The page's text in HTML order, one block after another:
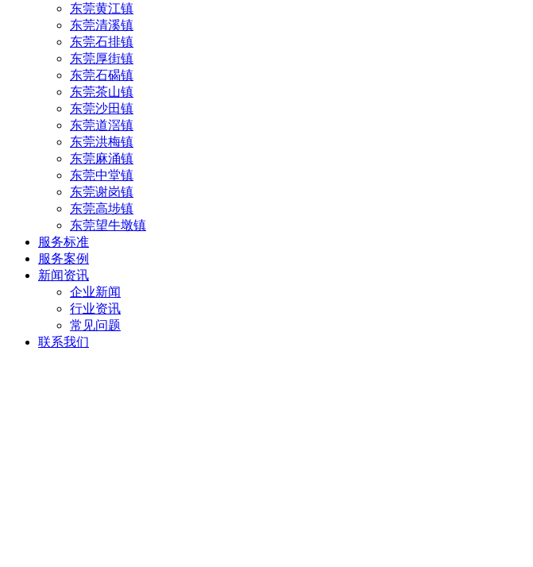
东莞黄江镇
东莞清溪镇
东莞石排镇
东莞厚街镇
东莞石碣镇
东莞茶山镇
东莞沙田镇
东莞道滘镇
东莞洪梅镇
东莞麻涌镇
东莞中堂镇
东莞谢岗镇
东莞高埗镇
东莞望牛墩镇
服务标准
服务案例
新闻资讯
企业新闻
行业资讯
常见问题
联系我们